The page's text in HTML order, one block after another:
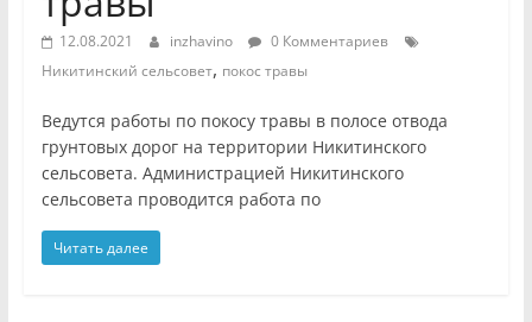
12.08.2021 inzhavino
0 Комментариев
Никитинский сельсовет, покос травы
Ведутся работы по покосу травы в полосе отвода
грунтовых дорог на территории Никитинского
сельсовета. Администрацией Никитинского
сельсовета проводится работа по
Читать далее